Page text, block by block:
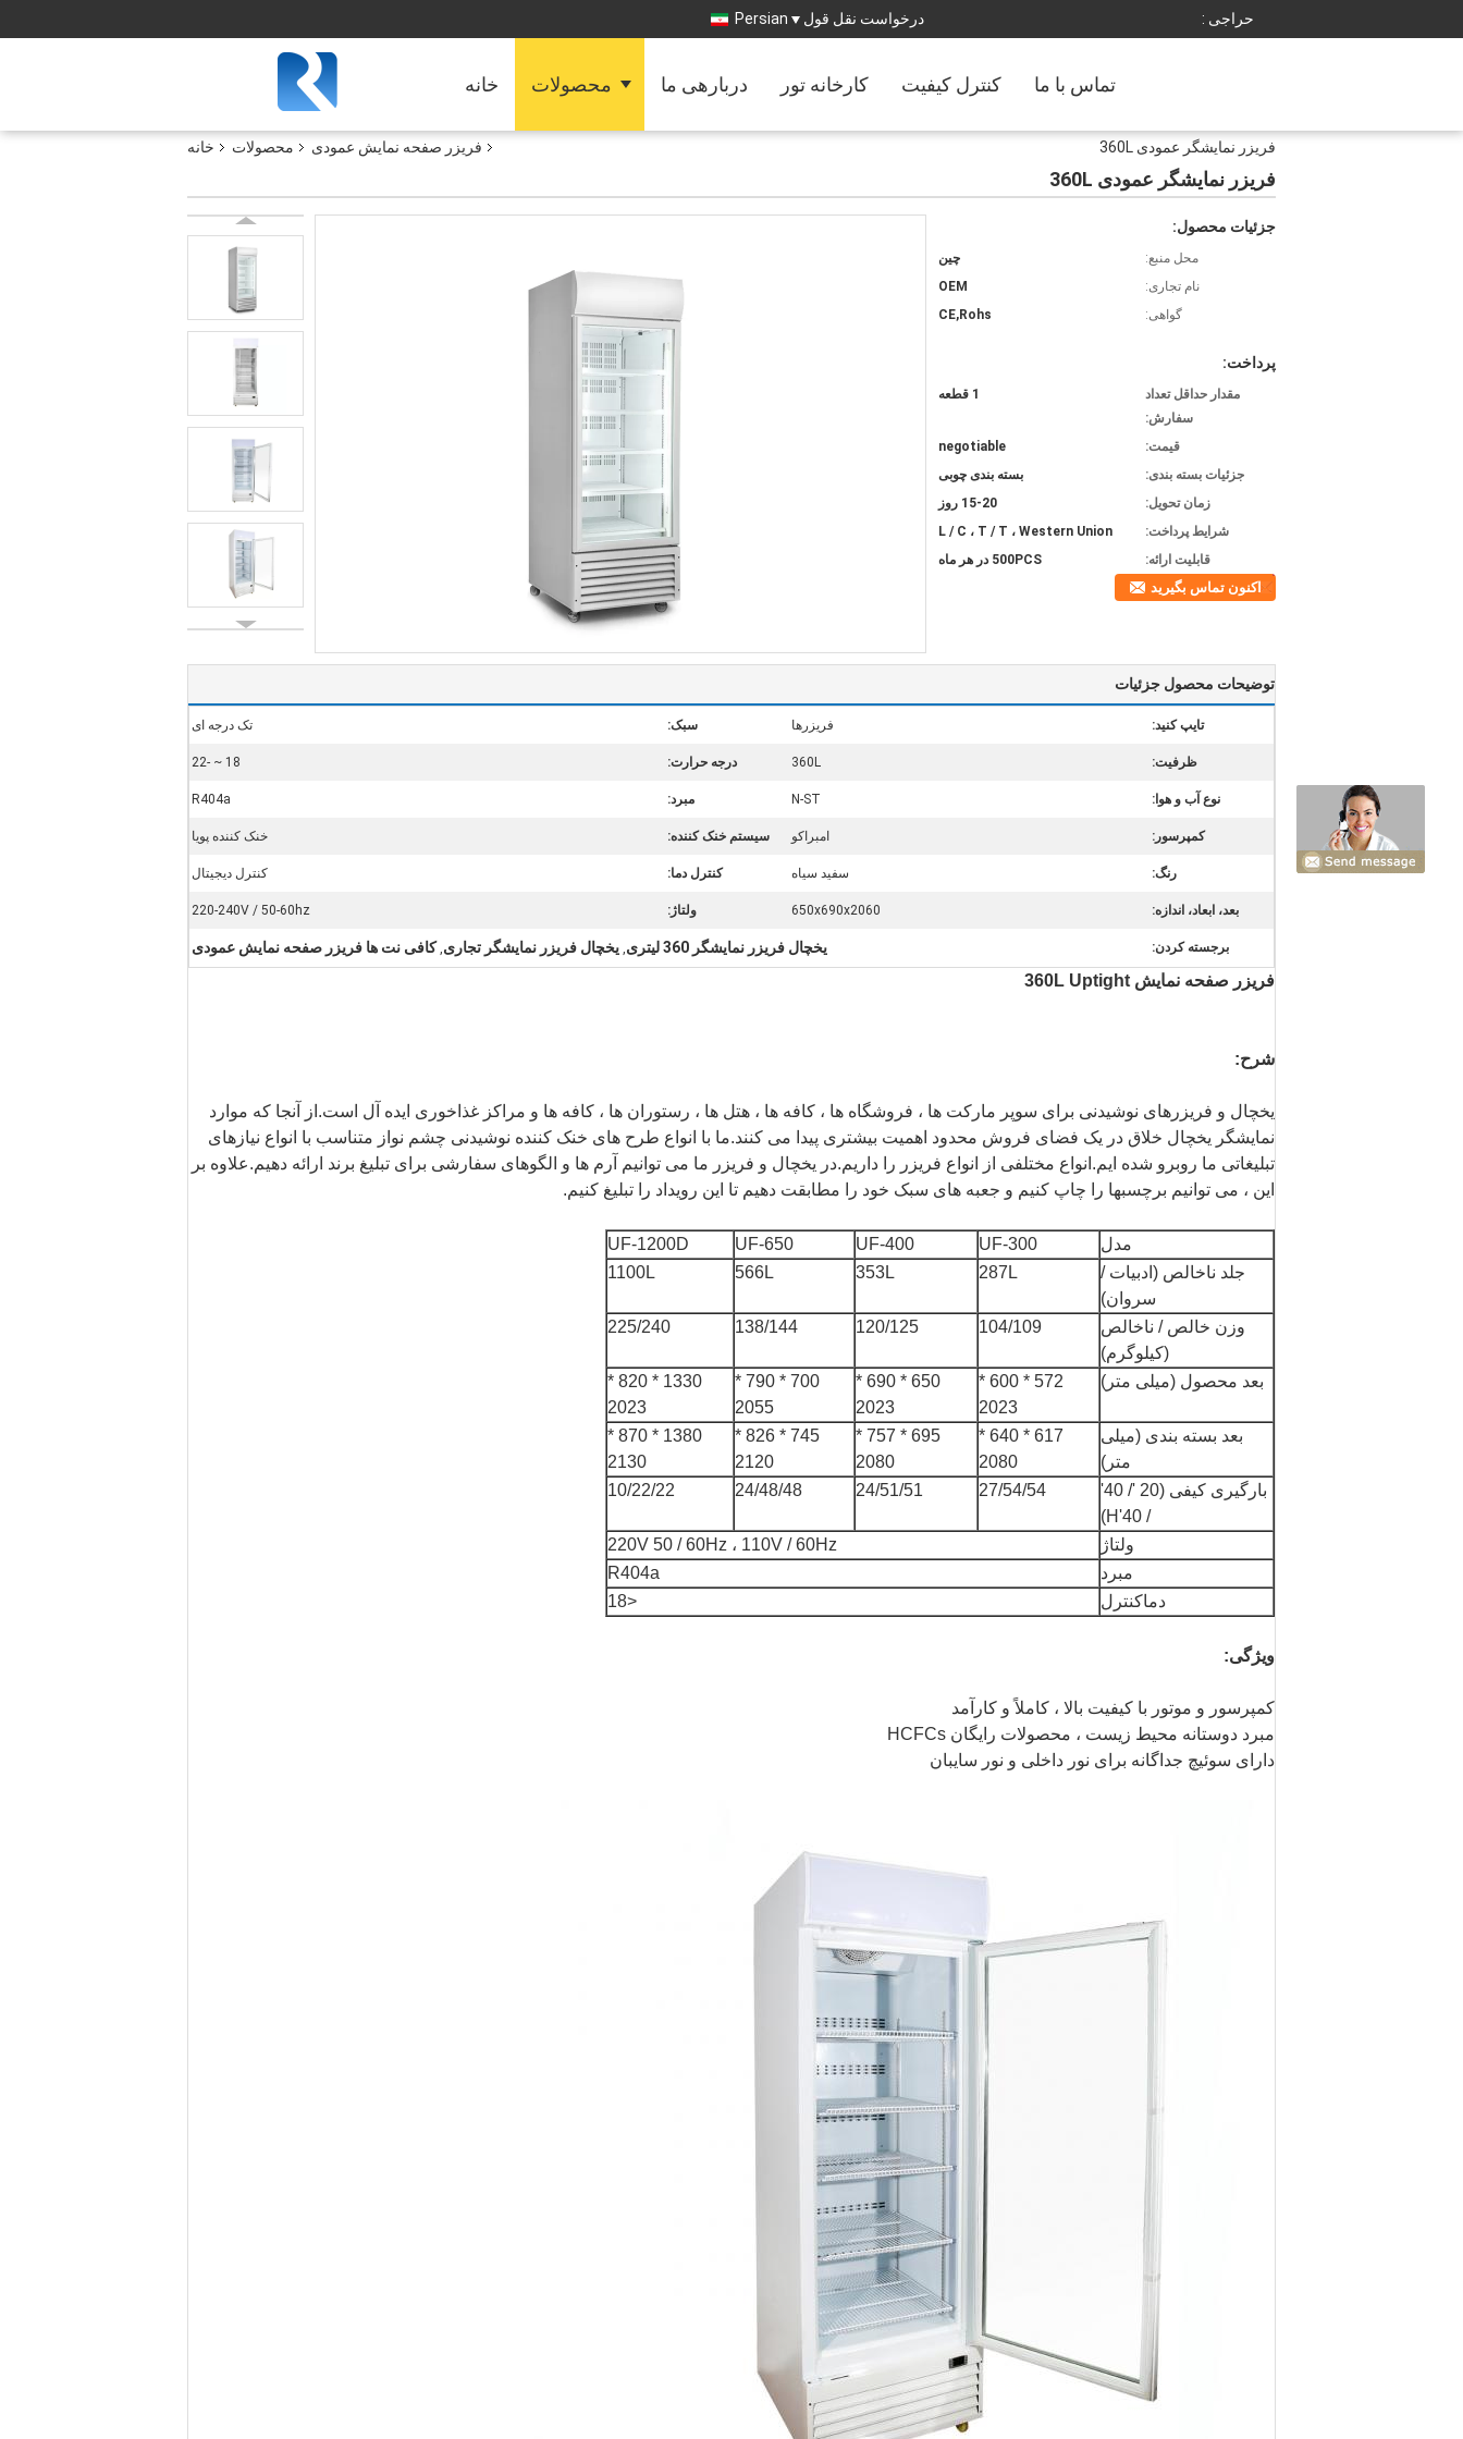
حراجی : درخواست نقل قول Persian
خانه محصولات دربارهی ما کارخانه تور کنترل کیفیت تماس با ما
خانه محصولات فریزر صفحه نمایش عمودی فریزر نمایشگر عمودی 360L
فریزر نمایشگر عمودی 360L
جزئیات محصول:
محل منبع:
چین
نام تجاری:
OEM
گواهی:
CE,Rohs
پرداخت:
مقدار حداقل تعداد
سفارش:
1 قطعه
قیمت:
negotiable
جزئیات بسته بندی:
بسته بندی چوبی
زمان تحویل:
15-20 روز
شرایط پرداخت:
L / C ، T / T ، Western Union
قابلیت ارائه:
500PCS در هر ماه
اکنون تماس بگیرید
توضیحات محصول جزئیات
تایپ کنید: فریزرها سبک: تک درجه ای
ظرفیت: 360L درجه حرارت: 18 ~ -22
نوع آب و هوا: N-ST مبرد: R404a
کمپرسور: امبراکو سیستم خنک کننده: خنک کننده پویا
رنگ: سفید سیاه کنترل دما: کنترل دیجیتال
بعد، ابعاد، اندازه: 650x690x2060 ولتاژ: 220-240V / 50-60hz
برجسته کردن: یخچال فریزر نمایشگر 360 لیتری , یخچال فریزر نمایشگر تجاری, کافی نت ها فریزر صفحه نمایش عمودی
فریزر صفحه نمایش 360L Uptight
شرح:
یخچال و فریزرهای نوشیدنی برای سوپر مارکت ها ، فروشگاه ها ، کافه ها ، هتل ها ، رستوران ها ، کافه ها و مراکز غذاخوری ایده آل است.از آنجا که موارد
نمایشگر یخچال خلاق در یک فضای فروش محدود اهمیت بیشتری پیدا می کنند.ما با انواع طرح های خنک کننده نوشیدنی چشم نواز متناسب با انواع نیازهای
تبلیغاتی ما روبرو شده ایم.انواع مختلفی از انواع فریزر را داریم.در یخچال و فریزر ما می توانیم آرم ها و الگوهای سفارشی برای تبلیغ برند ارائه دهیم.علاوه بر
این ، می توانیم برچسبها را چاپ کنیم و جعبه های سبک خود را مطابقت دهیم تا این رویداد را تبلیغ کنیم.
مدل UF-300
UF-400
UF-650
UF-1200D
جلد ناخالص (ادبیات /
سروان)
287L
353L
566L
1100L
وزن خالص / ناخالص
(کیلوگرم)
104/109
120/125
138/144
225/240
بعد محصول (میلی متر)
572 * 600 *
2023
650 * 690 *
2023
700 * 790 *
2055
1330 * 820 *
2023
بعد بسته بندی (میلی
متر)
617 * 640 *
2080
695 * 757 *
2080
745 * 826 *
2120
1380 * 870 *
2130
بارگیری کیفی (20 '/ 40'
/ 40'H)
27/54/54
24/51/51
24/48/48
10/22/22
ولتاژ
220V 50 / 60Hz ، 110V / 60Hz
مبرد
R404a
دماکنترل
<18
ویژگی:
کمپرسور و موتور با کیفیت بالا ، کاملاً و کارآمد
مبرد دوستانه محیط زیست ، محصولات رایگان HCFCs
دارای سوئیچ جداگانه برای نور داخلی و نور سایبان